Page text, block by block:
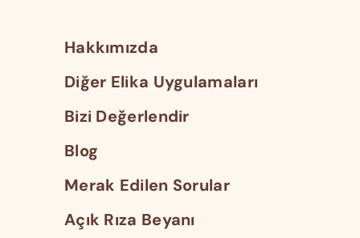
Hakkımızda
Diğer Elika Uygulamaları
Bizi Değerlendir
Blog
Merak Edilen Sorular
Açık Rıza Beyanı